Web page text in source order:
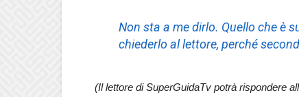
Non sta a me dirlo. Quello che è
chiederlo al lettore, perché
(Il lettore di SuperGuidaTv potrà rispondere